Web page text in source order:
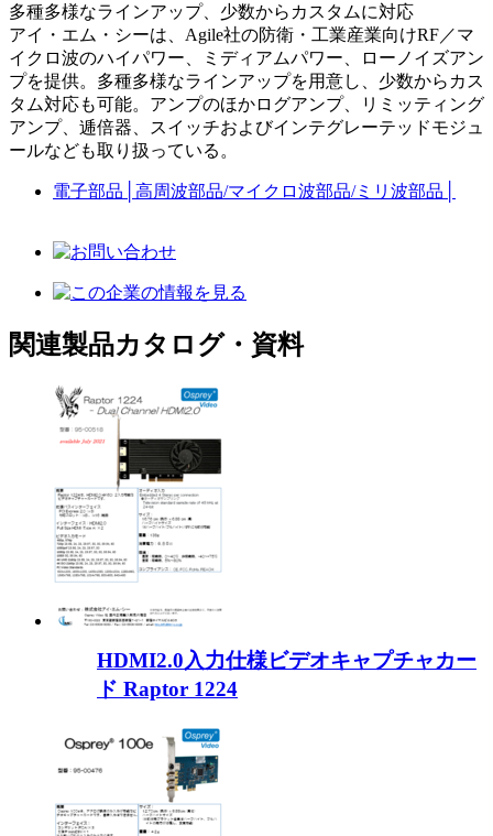
多種多様なラインアップ、少数からカスタムに対応
アイ・エム・シーは、Agile社の防衛・工業産業向けRF／マ
イクロ波のハイパワー、ミディアムパワー、ローノイズアン
プを提供。多種多様なラインアップを用意し、少数からカス
タム対応も可能。アンプのほかログアンプ、リミッティング
アンプ、逓倍器、スイッチおよびインテグレーテッドモジュ
ールなども取り扱っている。
電子部品 高周波部品/マイクロ波部品/ミリ波部品
関連製品カタログ・資料
HDMI2.0入力仕様ビデオキャプチャカー
ド Raptor 1224